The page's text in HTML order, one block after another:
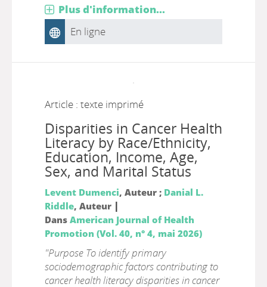
Plus d'information...
En ligne
Article : texte imprimé
Disparities in Cancer Health
Literacy by Race/Ethnicity,
Education, Income, Age,
Sex, and Marital Status
Levent Dumenci, Auteur ; Danial L.
Riddle, Auteur |
Dans American Journal of Health
Promotion (Vol. 40, n° 4, mai 2026)
"Purpose To identify primary
sociodemographic factors contributing to
cancer health literacy disparities in cancer